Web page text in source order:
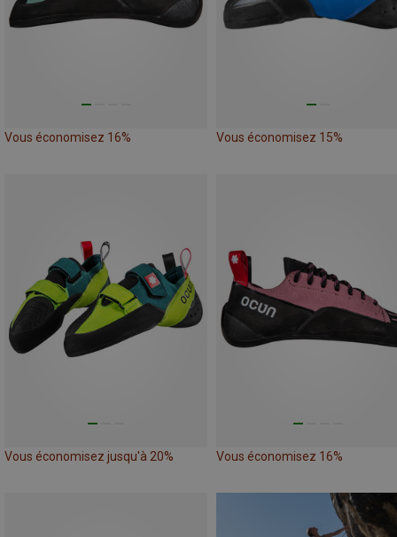
Vous économisez 16% Vous économisez 15%
Vous économisez jusqu'à 20% Vous économisez 16%